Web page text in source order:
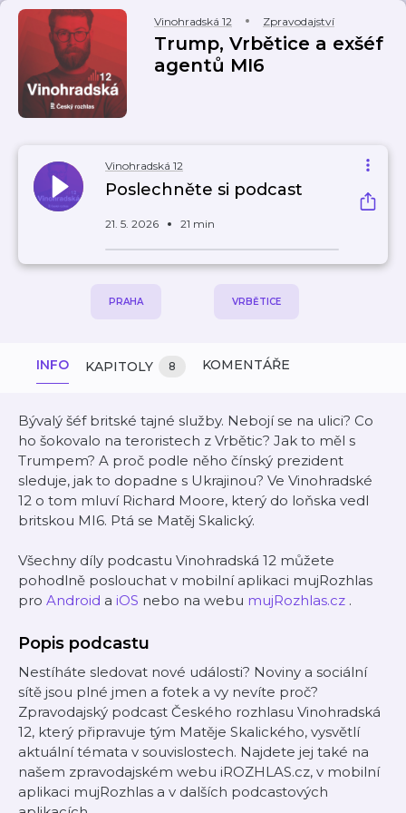
Vinohradská 12 Zpravodajství
Trump, Vrbětice a exšéf
agentů MI6
Vinohradská 12
Poslechněte si podcast
21. 5. 2026 21 min
PRAHA VRBĚTICE
INFO KAPITOLY 8 KOMENTÁŘE
Bývalý šéf britské tajné služby. Nebojí se na ulici? Co
ho šokovalo na teroristech z Vrbětic? Jak to měl s
Trumpem? A proč podle něho čínský prezident
sleduje, jak to dopadne s Ukrajinou? Ve Vinohradské
12 o tom mluví Richard Moore, který do loňska vedl
britskou MI6. Ptá se Matěj Skalický.
Všechny díly podcastu Vinohradská 12 můžete
pohodlně poslouchat v mobilní aplikaci mujRozhlas
pro Android a iOS nebo na webu mujRozhlas.cz .
Popis podcastu
Nestíháte sledovat nové události? Noviny a sociální
sítě jsou plné jmen a fotek a vy nevíte proč?
Zpravodajský podcast Českého rozhlasu Vinohradská
12, který připravuje tým Matěje Skalického, vysvětlí
aktuální témata v souvislostech. Najdete jej také na
našem zpravodajském webu iROZHLAS.cz, v mobilní
aplikaci mujRozhlas a v dalších podcastových